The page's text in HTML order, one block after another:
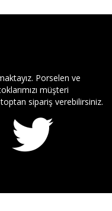
Porselen ve
müşteri
sipariş verebilirsiniz.